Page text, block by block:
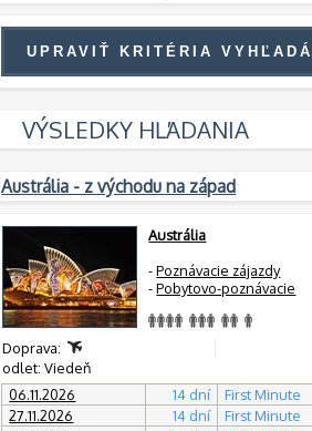
VÝSLEDKY HĽADANIA
Austrália - z východu na západ
Austrália
-Poznávacie zájazdy
-Pobytovo-poznávacie
Doprava:
odlet: Viedeň
06.11.2026
14 dní First Minute
27.11.2026
14 dní First Minute